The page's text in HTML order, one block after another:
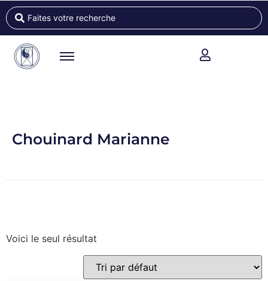
Chouinard Marianne
Voici le seul résultat